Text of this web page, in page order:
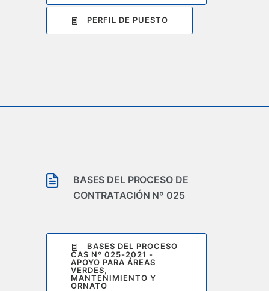
PERFIL DE PUESTO
BASES DEL PROCESO DE
CONTRATACIÓN Nº 025
BASES DEL PROCESO
CAS Nº 025-2021 -
APOYO PARA ÁREAS
VERDES,
MANTENIMIENTO Y
ORNATO